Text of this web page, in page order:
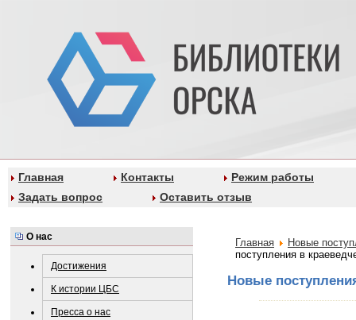
Главная Контакты
Режим работы
Задать вопрос
Оставить отзыв
О нас
Достижения
К истории ЦБС
Пресса о нас
Главная
Новые
поступления в
Новые